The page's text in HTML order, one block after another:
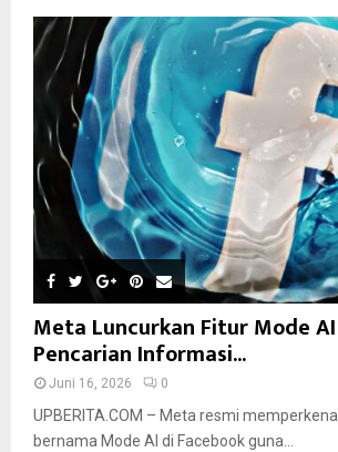
Meta Luncurkan Fitur Mode
Pencarian Informasi...
Juni 16, 2026 0
UPBERITA.COM – Meta resmi
bernama Mode AI di Facebook guna...